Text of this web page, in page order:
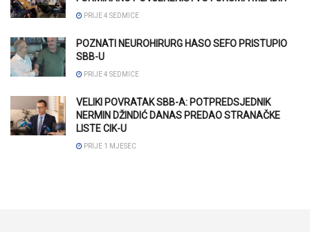
PRIJE 4 SEDMICE
POZNATI NEUROHIRURG HASO SEFO PRISTUPIO
SBB-U
PRIJE 4 SEDMICE
VELIKI POVRATAK SBB-A: POTPREDSJEDNIK
NERMIN DŽINDIĆ DANAS PREDAO STRANAČKE
LISTE CIK-U
PRIJE 1 MJESEC